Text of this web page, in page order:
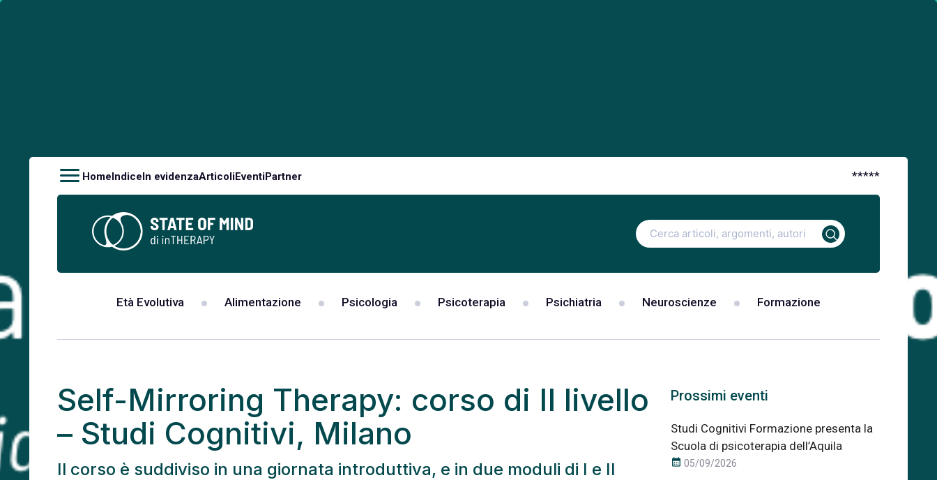
HomeIndiceIn evidenzaArticoliEventiPartner *****
Ricerca
per:
Età Evolutiva Alimentazione Psicologia Psicoterapia Psichiatria Neuroscienze Formazione
Self-Mirroring Therapy: corso di II livello
– Studi Cognitivi, Milano
Il corso è suddiviso in una giornata introduttiva, e in due moduli di I e II
Prossimi eventi
Studi Cognitivi Formazione presenta la
Scuola di psicoterapia dell’Aquila
calendar_month 05/09/2026